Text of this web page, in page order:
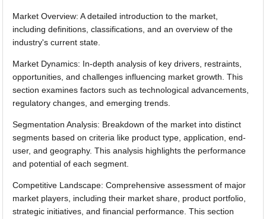
Market Overview: A detailed introduction to the market,
including definitions, classifications, and an overview of the
industry's current state.
Market Dynamics: In-depth analysis of key drivers, restraints,
opportunities, and challenges influencing market growth. This
section examines factors such as technological advancements,
regulatory changes, and emerging trends.
Segmentation Analysis: Breakdown of the market into distinct
segments based on criteria like product type, application, end-
user, and geography. This analysis highlights the performance
and potential of each segment.
Competitive Landscape: Comprehensive assessment of major
market players, including their market share, product portfolio,
strategic initiatives, and financial performance. This section